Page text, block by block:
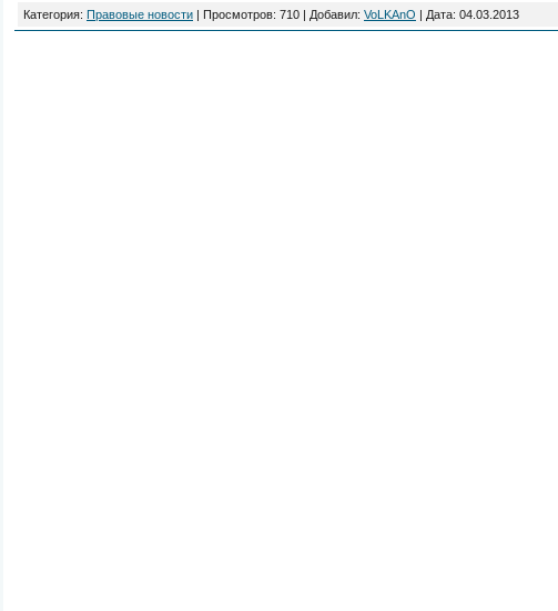
Категория: Правовые новости | Просмотров: 710 | Добавил: VoLKAnO | Дата: 04.03.2013